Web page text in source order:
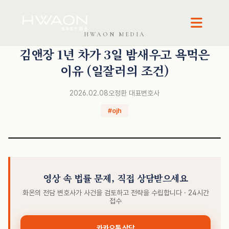
오정환 · 대표변호사
HWAON MEDIA
김앤장 1년 차가 3일 밤새우고 욕먹은
이유 (일잘러의 조건)
2026.02.08오정환 대표변호사
#ojh
영상 속 법률 문제, 직접 상담받으세요
화온의 전담 변호사가 사건을 검토하고 전략을 수립합니다 · 24시간
접수